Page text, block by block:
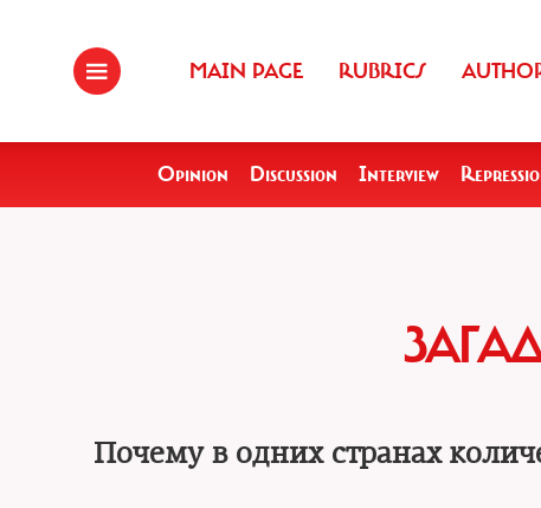
MAIN PAGE RUBRICS
Opinion Discussion Interview
Почему в одних странах